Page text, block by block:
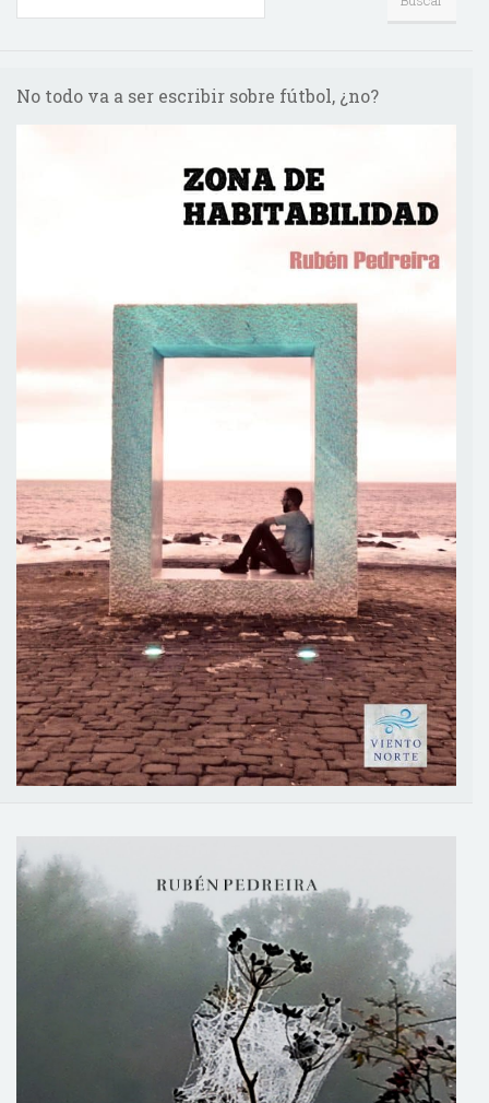
No todo va a ser escribir sobre fútbol, ¿no?